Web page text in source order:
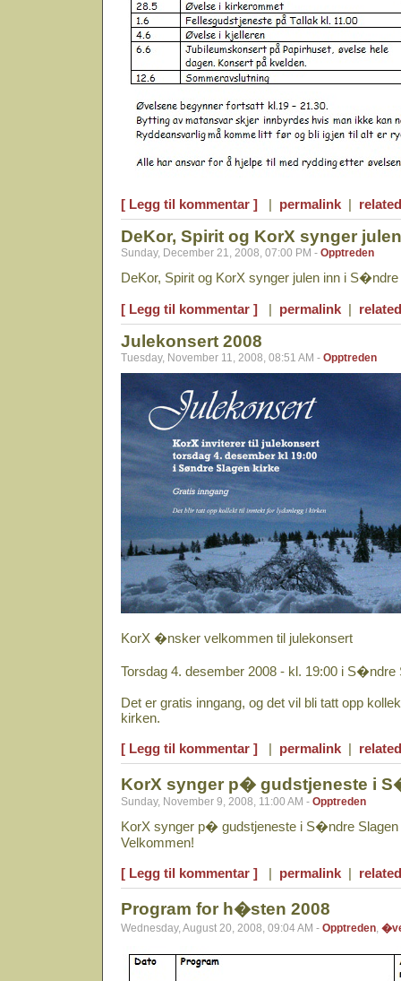
[ Legg til kommentar ] | permalink |
DeKor, Spirit og KorX synger
Sunday, December 21, 2008, 07:00 PM - Opptreden
DeKor, Spirit og KorX synger julen inn i
[ Legg til kommentar ] | permalink |
Julekonsert 2008
Tuesday, November 11, 2008, 08:51 AM - Opptreden
KorX �nsker velkommen til julekonsert
Torsdag 4. desember 2008 - kl. 19:00 i S�ndre
Det er gratis inngang, og det vil bli tatt opp
kirken.
[ Legg til kommentar ] | permalink |
KorX synger p� gudstjeneste i
Sunday, November 9, 2008, 11:00 AM - Opptreden
KorX synger p� gudstjeneste i S�ndre Slagen
Velkommen!
[ Legg til kommentar ] | permalink |
Program for h�sten 2008
Wednesday, August 20, 2008, 09:04 AM - Opptreden,